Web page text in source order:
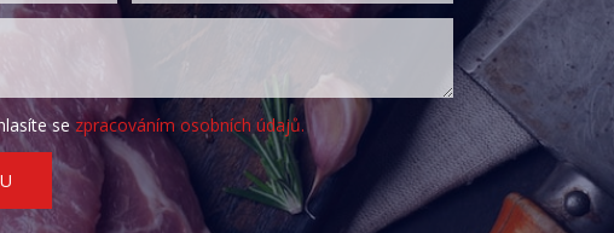
se zpracováním osobních údajů.